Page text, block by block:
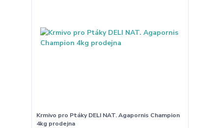
Krmivo pro Ptáky DELI NAT. Agapornis Champion
4kg prodejna